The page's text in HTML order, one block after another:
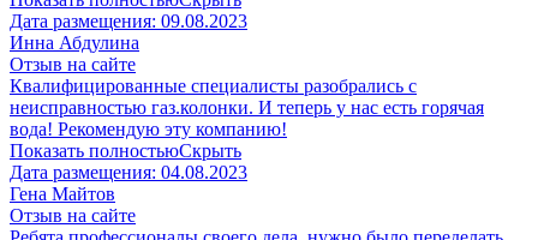
Дата размещения: 09.08.2023
Инна Абдулина
Отзыв на сайте
Квалифицированные специалисты разобрались с
неисправностью газ.колонки. И теперь у нас есть горячая
вода! Рекомендую эту компанию!
Показать полностьюСкрыть
Дата размещения: 04.08.2023
​Гена Майтов
Отзыв на сайте